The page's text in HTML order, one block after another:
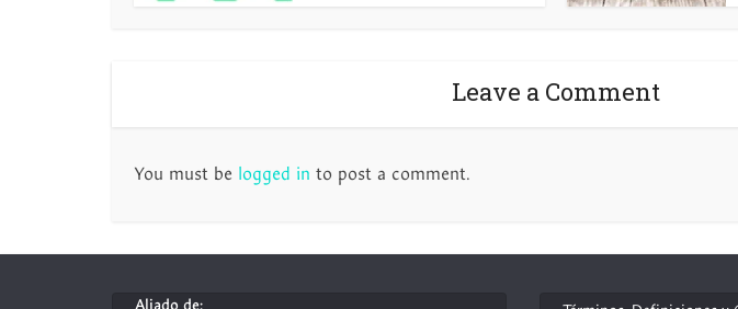
Leave a Comment
You must be logged in to post a comment.